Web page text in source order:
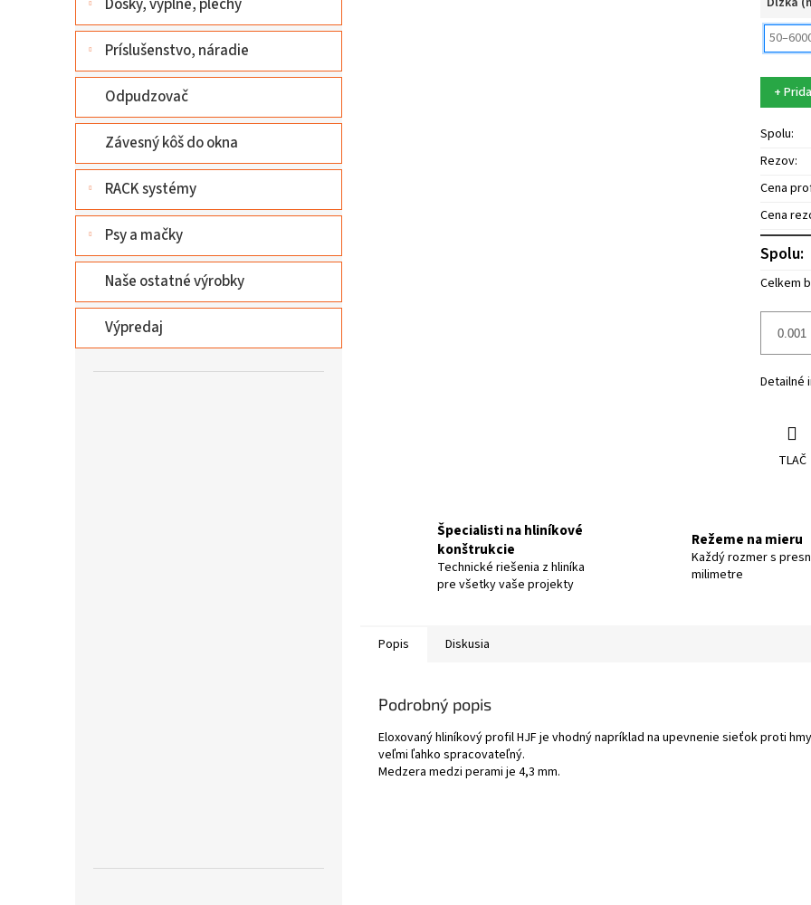
Dosky, výplne, plechy
Príslušenstvo, náradie
Odpudzovač
Závesný kôš do okna
RACK systémy
Psy a mačky
Naše ostatné výrobky
Výpredaj
+
Spolu:
Rezov:
Cena
Cena
Spolu:
Celkem
Detailné
TLAČ
Špecialisti na hliníkové
konštrukcie
Technické riešenia z hliníka
pre všetky vaše projekty
Režeme na mieru
Každý rozmer s
milimetre
Popis Diskusia
Podrobný popis
Eloxovaný hliníkový profil HJF je vhodný napríklad na upevnenie sieťok proti
veľmi ľahko spracovateľný.
Medzera medzi perami je 4,3 mm.